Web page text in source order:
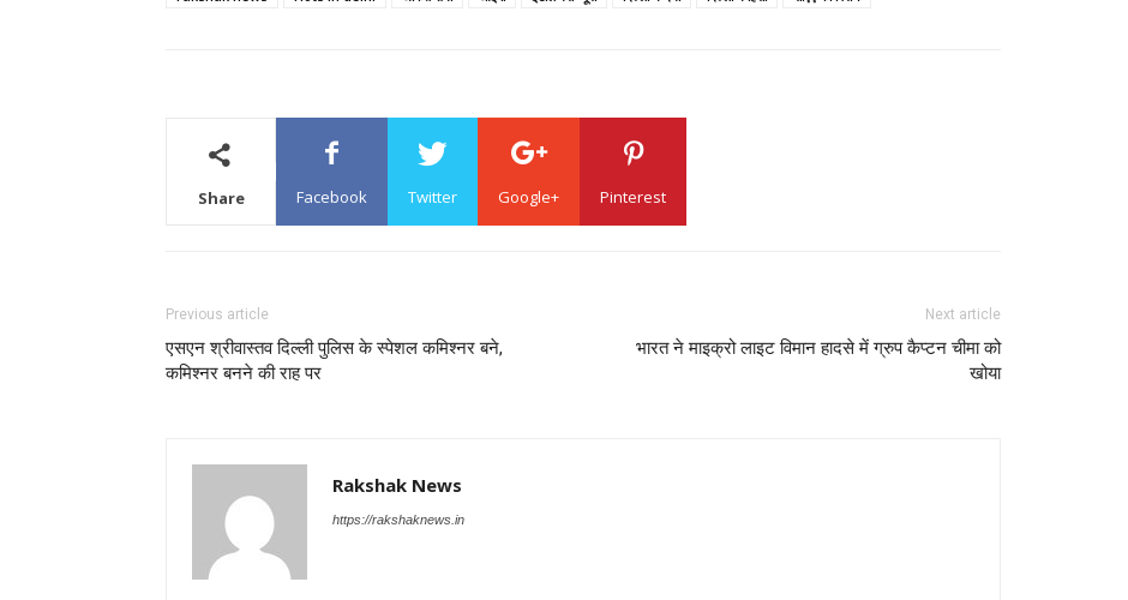
Share Facebook Twitter Google+ Pinterest
Previous article
एसएन श्रीवास्तव दिल्ली पुलिस के स्पेशल कमिश्नर बने,
कमिश्नर बनने की राह पर
Next article
भारत ने माइक्रो लाइट विमान हादसे में ग्रुप कैप्टन चीमा को
खोया
Rakshak News
https://rakshaknews.in